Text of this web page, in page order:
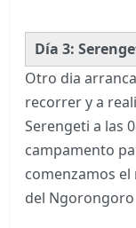
Día 3:
Otro dia
recorrer y a
Serengeti a las
campamento
comenzamos
del Ngorongoro